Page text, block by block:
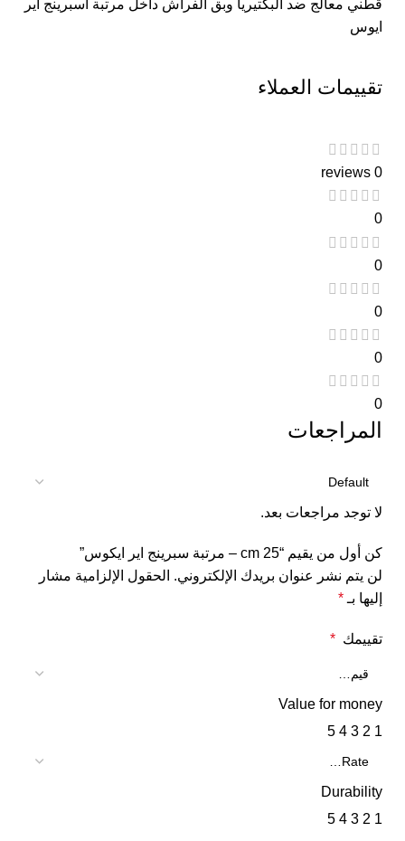
قطني معالج ضد البكتيريا وبق الفراش داخل مرتبة اسبرينج اير
ايوس
تقييمات العملاء
0 reviews
0
0
0
0
0
المراجعات
لا توجد مراجعات بعد.
كن أول من يقيم “25 cm – مرتبة سبرينج اير ايكوس”
لن يتم نشر عنوان بريدك الإلكتروني. الحقول الإلزامية مشار
إليها بـ*
تقييمك *
Value for money
1
2
3
4
5
Durability
1
2
3
4
5